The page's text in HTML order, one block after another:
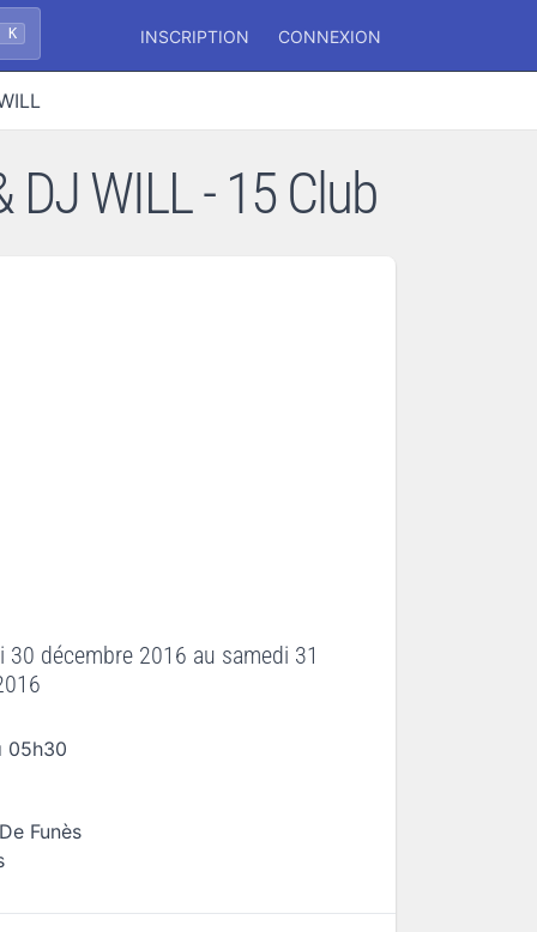
K INSCRIPTION CONNEXION
WILL - 15 Club
30 décembre 2016 au samedi 31
05h30
Funès